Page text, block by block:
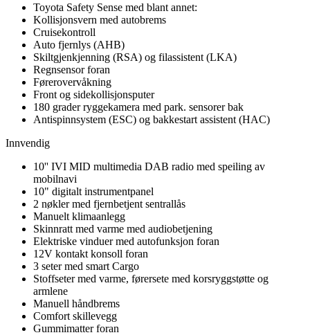
Toyota Safety Sense med blant annet:
Kollisjonsvern med autobrems
Cruisekontroll
Auto fjernlys (AHB)
Skiltgjenkjenning (RSA) og filassistent (LKA)
Regnsensor foran
Førerovervåkning
Front og sidekollisjonsputer
180 grader ryggekamera med park. sensorer bak
Antispinnsystem (ESC) og bakkestart assistent (HAC)
Innvendig
10'' IVI MID multimedia DAB radio med speiling av
mobilnavi
10" digitalt instrumentpanel
2 nøkler med fjernbetjent sentrallås
Manuelt klimaanlegg
Skinnratt med varme med audiobetjening
Elektriske vinduer med autofunksjon foran
12V kontakt konsoll foran
3 seter med smart Cargo
Stoffseter med varme, førersete med korsryggstøtte og
armlene
Manuell håndbrems
Comfort skillevegg
Gummimatter foran